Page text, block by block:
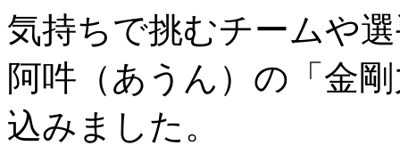
気持ちで挑むチームや
阿吽（あうん）の「金
込みました。